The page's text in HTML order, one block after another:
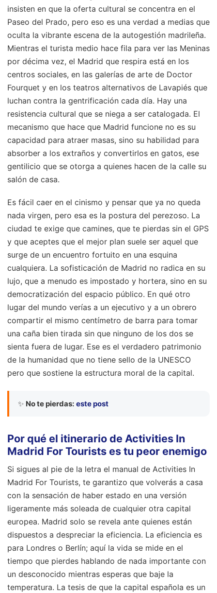
insisten en que la oferta cultural se concentra en el
Paseo del Prado, pero eso es una verdad a medias que
oculta la vibrante escena de la autogestión madrileña.
Mientras el turista medio hace fila para ver las Meninas
por décima vez, el Madrid que respira está en los
centros sociales, en las galerías de arte de Doctor
Fourquet y en los teatros alternativos de Lavapiés que
luchan contra la gentrificación cada día. Hay una
resistencia cultural que se niega a ser catalogada. El
mecanismo que hace que Madrid funcione no es su
capacidad para atraer masas, sino su habilidad para
absorber a los extraños y convertirlos en gatos, ese
gentilicio que se otorga a quienes hacen de la calle su
salón de casa.
Es fácil caer en el cinismo y pensar que ya no queda
nada virgen, pero esa es la postura del perezoso. La
ciudad te exige que camines, que te pierdas sin el GPS
y que aceptes que el mejor plan suele ser aquel que
surge de un encuentro fortuito en una esquina
cualquiera. La sofisticación de Madrid no radica en su
lujo, que a menudo es impostado y hortera, sino en su
democratización del espacio público. En qué otro
lugar del mundo verías a un ejecutivo y a un obrero
compartir el mismo centímetro de barra para tomar
una caña bien tirada sin que ninguno de los dos se
sienta fuera de lugar. Ese es el verdadero patrimonio
de la humanidad que no tiene sello de la UNESCO
pero que sostiene la estructura moral de la capital.
✨ No te pierdas: este post
Por qué el itinerario de Activities In
Madrid For Tourists es tu peor enemigo
Si sigues al pie de la letra el manual de Activities In
Madrid For Tourists, te garantizo que volverás a casa
con la sensación de haber estado en una versión
ligeramente más soleada de cualquier otra capital
europea. Madrid solo se revela ante quienes están
dispuestos a despreciar la eficiencia. La eficiencia es
para Londres o Berlín; aquí la vida se mide en el
tiempo que pierdes hablando de nada importante con
un desconocido mientras esperas que baje la
temperatura. La tesis de que la capital española es un